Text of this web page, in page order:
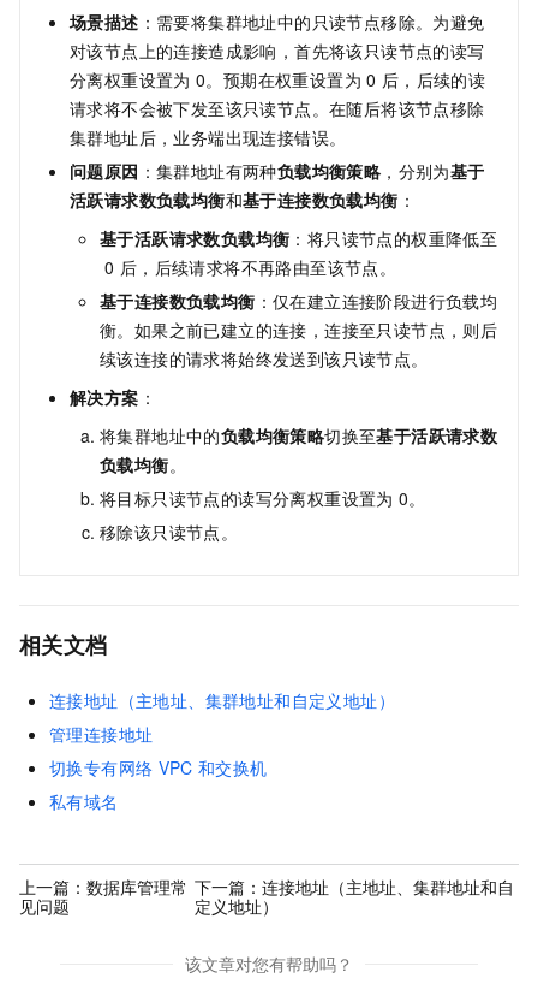
场景描述 ：需要将集群地址中的只读节点移除。为避免
对该节点上的连接造成影响，首先将该只读节点的读写
分离权重设置为 0。预期在权重设置为 0 后，后续的读
请求将不会被下发至该只读节点。在随后将该节点移除
集群地址后，业务端出现连接错误。
问题原因 ：集群地址有两种负载均衡策略 ，分别为基于
活跃请求数负载均衡和基于连接数负载均衡 ：
基于活跃请求数负载均衡 ：将只读节点的权重降低至
0 后，后续请求将不再路由至该节点。
基于连接数负载均衡 ：仅在建立连接阶段进行负载均
衡。如果之前已建立的连接，连接至只读节点，则后
续该连接的请求将始终发送到该只读节点。
解决方案 ：
将集群地址中的负载均衡策略切换至基于活跃请求数
负载均衡。
将目标只读节点的读写分离权重设置为 0。
移除该只读节点。
相关文档
连接地址（主地址、集群地址和自定义地址）
管理连接地址
切换专有网络 VPC 和交换机
私有域名
上一篇： 数据库管理常
见问题
下一篇：连接地址（主地址、集群地址和自
定义地址）
该文章对您有帮助吗？